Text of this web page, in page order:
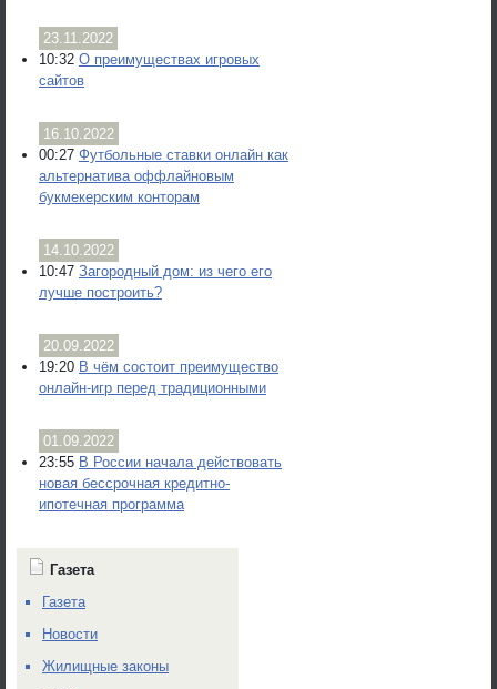
23.11.2022
10:32 О преимуществах игровых
сайтов
16.10.2022
00:27 Футбольные ставки онлайн как
альтернатива оффлайновым
букмекерским конторам
14.10.2022
10:47 Загородный дом: из чего его
лучше построить?
20.09.2022
19:20 В чём состоит преимущество
онлайн-игр перед традиционными
01.09.2022
23:55 В России начала действовать
новая бессрочная кредитно-
ипотечная программа
Газета
Газета
Новости
Жилищные законы